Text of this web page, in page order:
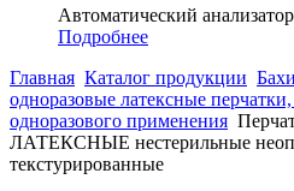
Автоматический
Подробнее
Главная Каталог продукции
одноразовые латексные
одноразового применения
ЛАТЕКСНЫЕ нестерильные
текстурированные